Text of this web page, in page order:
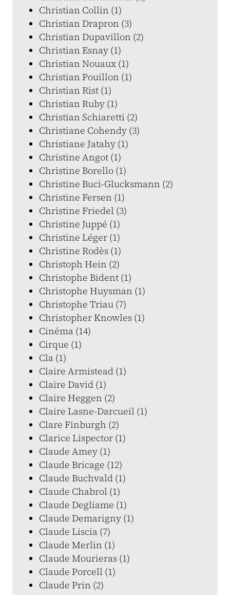
Christian Collin (1)
Christian Drapron (3)
Christian Dupavillon (2)
Christian Esnay (1)
Christian Nouaux (1)
Christian Pouillon (1)
Christian Rist (1)
Christian Ruby (1)
Christian Schiaretti (2)
Christiane Cohendy (3)
Christiane Jatahy (1)
Christine Angot (1)
Christine Borello (1)
Christine Buci-Glucksmann (2)
Christine Fersen (1)
Christine Friedel (3)
Christine Juppé (1)
Christine Léger (1)
Christine Rodès (1)
Christoph Hein (2)
Christophe Bident (1)
Christophe Huysman (1)
Christophe Triau (7)
Christopher Knowles (1)
Cinéma (14)
Cirque (1)
Cla (1)
Claire Armistead (1)
Claire David (1)
Claire Heggen (2)
Claire Lasne-Darcueil (1)
Clare Finburgh (2)
Clarice Lispector (1)
Claude Amey (1)
Claude Bricage (12)
Claude Buchvald (1)
Claude Chabrol (1)
Claude Degliame (1)
Claude Demarigny (1)
Claude Liscia (7)
Claude Merlin (1)
Claude Mourieras (1)
Claude Porcell (1)
Claude Prin (2)